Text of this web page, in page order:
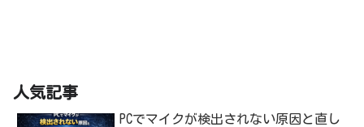
人気記事
PCでマイクが検出されない原因と直し